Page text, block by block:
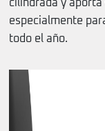
cilindrada y aporta
especialmente
todo el año.